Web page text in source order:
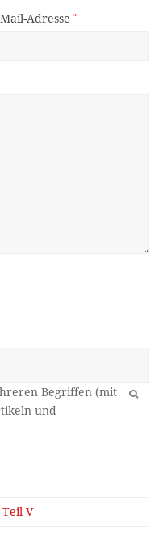
Adresse*
OK
V